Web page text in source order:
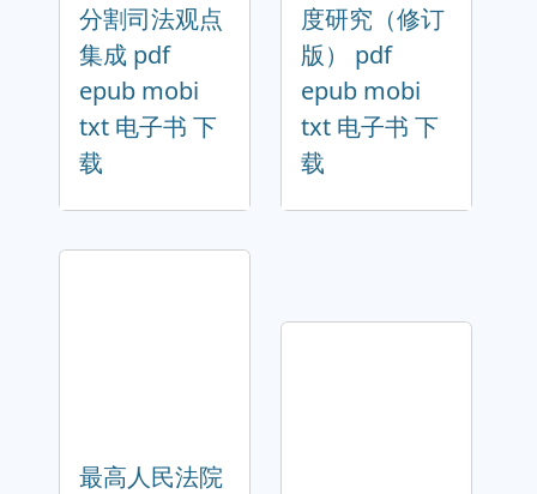
分割司法观点
集成 pdf
epub mobi
txt 电子书 下
载
度研究（修订
版） pdf
epub mobi
txt 电子书 下
载
最高人民法院